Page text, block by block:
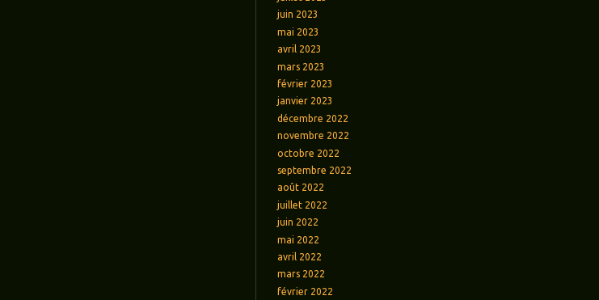
juin 2023
mai 2023
avril 2023
mars 2023
février 2023
janvier 2023
décembre 2022
novembre 2022
octobre 2022
septembre 2022
août 2022
juillet 2022
juin 2022
mai 2022
avril 2022
mars 2022
février 2022